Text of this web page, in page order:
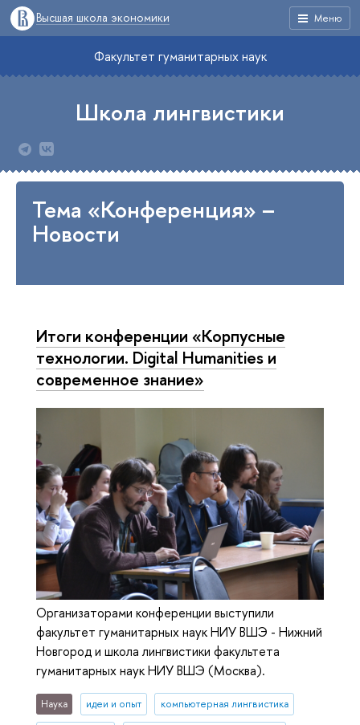
Меню
Высшая школа экономики
Факультет гуманитарных наук
Школа лингвистики
Тема «Конференция» –
Новости
Итоги конференции «Корпусные
технологии. Digital Humanities и
современное знание»
Организаторами конференции выступили
факультет гуманитарных наук НИУ ВШЭ - Нижний
Новгород и школа лингвистики факультета
гуманитарных наук НИУ ВШЭ (Москва).
Наука идеи и опыт компьютерная лингвистика